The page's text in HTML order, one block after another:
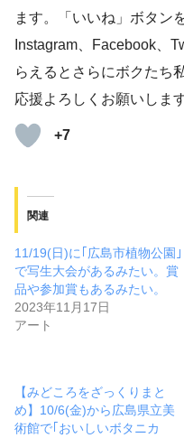
ます。「いいね」ボタン
Instagram、Facebook、
らえるとさらにボクたち
応援よろしくお願いしま
+7
関連
11/19(日)に｢広島市植物公園｣
で写生大会があるみたい。賞
品や参加賞もあるみたい。
2023年11月17日
アート
【みどころをざっくりまと
め】10/6(金)から広島県立美
術館で｢おいしいボタニカ